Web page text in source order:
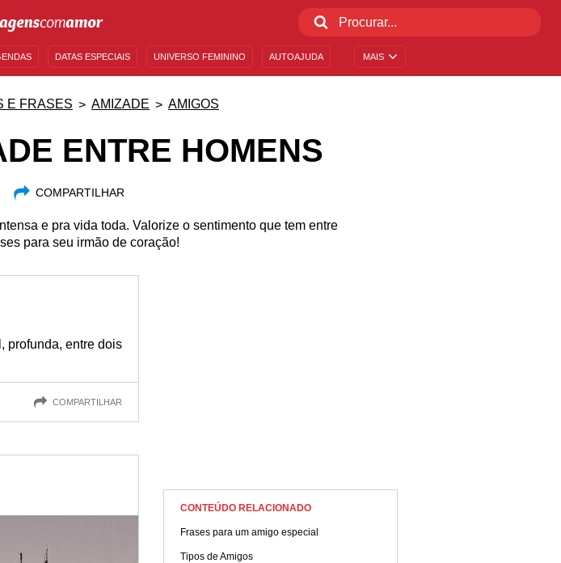
MAIS
DATAS ESPECIAIS UNIVERSO FEMININO AUTOAJUDA
E FRASES AMIZADE AMIGOS
ENTRE HOMENS
COMPARTILHAR
e pra vida toda. Valorize o sentimento que tem entre
para seu irmão de coração!
profunda, entre dois
COMPARTILHAR
CONTEÚDO RELACIONADO
Frases para um amigo especial
Tipos de Amigos